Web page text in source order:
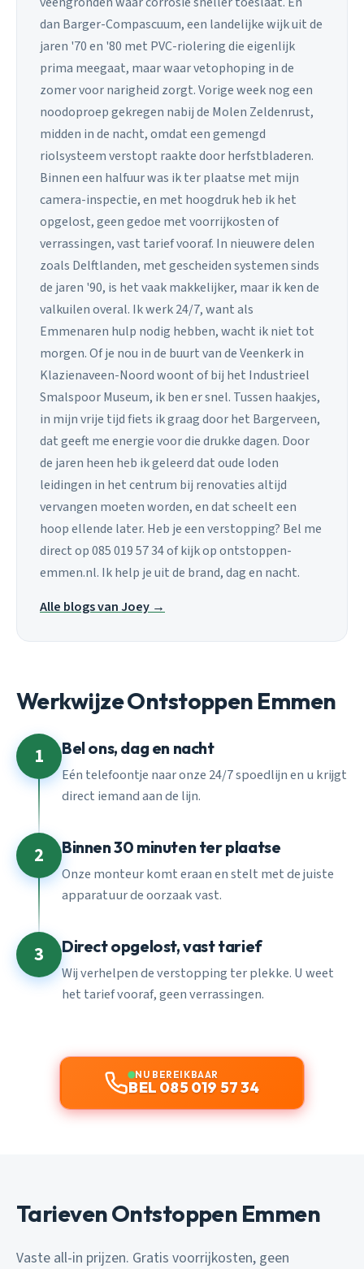
dan Barger-Compascuum, een landelijke wijk uit de
jaren '70 en '80 met PVC-riolering die eigenlijk
prima meegaat, maar waar vetophoping in de
zomer voor narigheid zorgt. Vorige week nog een
noodoproep gekregen nabij de Molen Zeldenrust,
midden in de nacht, omdat een gemengd
riolsysteem verstopt raakte door herfstbladeren.
Binnen een halfuur was ik ter plaatse met mijn
camera-inspectie, en met hoogdruk heb ik het
opgelost, geen gedoe met voorrijkosten of
verrassingen, vast tarief vooraf. In nieuwere delen
zoals Delftlanden, met gescheiden systemen sinds
de jaren '90, is het vaak makkelijker, maar ik ken de
valkuilen overal. Ik werk 24/7, want als
Emmenaren hulp nodig hebben, wacht ik niet tot
morgen. Of je nou in de buurt van de Veenkerk in
Klazienaveen-Noord woont of bij het Industrieel
Smalspoor Museum, ik ben er snel. Tussen haakjes,
in mijn vrije tijd fiets ik graag door het Bargerveen,
dat geeft me energie voor die drukke dagen. Door
de jaren heen heb ik geleerd dat oude loden
leidingen in het centrum bij renovaties altijd
vervangen moeten worden, en dat scheelt een
hoop ellende later. Heb je een verstopping? Bel me
direct op 085 019 57 34 of kijk op ontstoppen-
emmen.nl. Ik help je uit de brand, dag en nacht.
Alle blogs van Joey →
Werkwijze Ontstoppen Emmen
1 Bel ons, dag en nacht
Eén telefoontje naar onze 24/7 spoedlijn en u krijgt
direct iemand aan de lijn.
2 Binnen 30 minuten ter plaatse
Onze monteur komt eraan en stelt met de juiste
apparatuur de oorzaak vast.
3 Direct opgelost, vast tarief
Wij verhelpen de verstopping ter plekke. U weet
het tarief vooraf, geen verrassingen.
NU BEREIKBAAR
BEL 085 019 57 34
Tarieven Ontstoppen Emmen
Vaste all-in prijzen. Gratis voorrijkosten, geen